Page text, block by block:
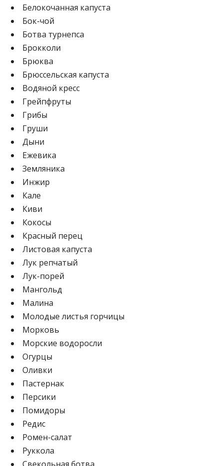
Белокочанная капуста
Бок-чой
Ботва турнепса
Брокколи
Брюква
Брюссельская капуста
Водяной кресс
Грейпфруты
Грибы
Груши
Дыни
Ежевика
Земляника
Инжир
Кале
Киви
Кокосы
Красный перец
Листовая капуста
Лук репчатый
Лук-порей
Мангольд
Малина
Молодые листья горчицы
Морковь
Морские водоросли
Огурцы
Оливки
Пастернак
Персики
Помидоры
Редис
Ромен-салат
Руккола